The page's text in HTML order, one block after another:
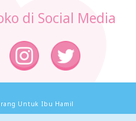
di Social Media
Untuk Ibu Hamil